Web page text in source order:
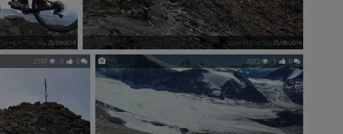
Spirit In The Sky 25/08/2016 Spirit In The Sky 25/08/2016
2197 0 0 2072 1 0